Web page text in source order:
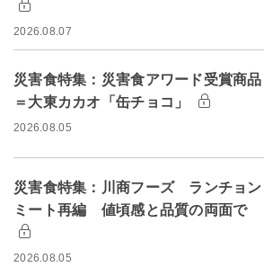
2026.08.07
災害食特集：災害食アワード受賞商品
＝大東カカオ「缶チョコ」
2026.08.05
災害食特集：川商フーズ ランチョン
ミート再編 値頃感と品質の両面で
2026.08.05